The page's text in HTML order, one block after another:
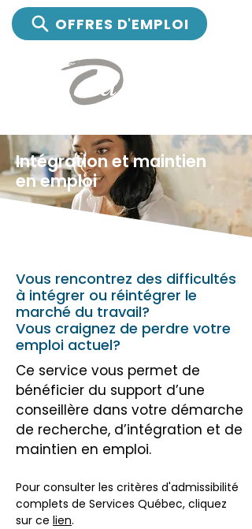
OFFRES D'EMPLOI
Intégration et maintien
en emploi
Vous rencontrez des difficultés
à intégrer ou réintégrer le
marché du travail?
Vous craignez de perdre votre
emploi actuel?
Ce service vous permet de
bénéficier du support d’une
conseillère dans votre démarche
de recherche, d’intégration et de
maintien en emploi.
Pour consulter les critères d'admissibilité
complets de Services Québec, cliquez
sur ce lien.